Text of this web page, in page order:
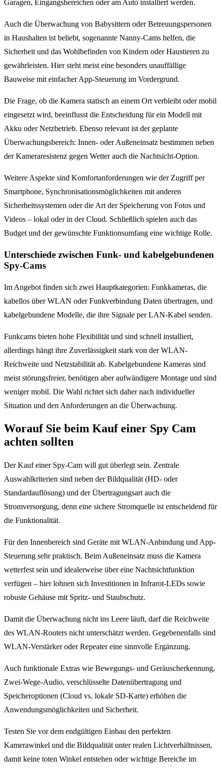
Garagen, Eingangsbereichen oder am Auto installiert werden.
Auch die Überwachung von Babysittern oder Betreuungspersonen
in Haushalten ist beliebt, sogenannte Nanny-Cams helfen, die
Sicherheit und das Wohlbefinden von Kindern oder Haustieren zu
gewährleisten. Hier steht meist eine besonders unauffällige
Bauweise mit einfacher App-Steuerung im Vordergrund.
Die Frage, ob die Kamera statisch an einem Ort verbleibt oder mobil
eingesetzt wird, beeinflusst die Entscheidung für ein Modell mit
Akku oder Netzbetrieb. Ebenso relevant ist der geplante
Überwachungsbereich: Innen- oder Außeneinsatz bestimmen neben
der Kameraresistenz gegen Wetter auch die Nachtsicht-Option.
Weitere Aspekte sind Komfortanforderungen wie der Zugriff per
Smartphone, Synchronisationsmöglichkeiten mit anderen
Sicherheitssystemen oder die Art der Speicherung von Fotos und
Videos – lokal oder in der Cloud. Schließlich spielen auch das
Budget und der gewünschte Funktionsumfang eine wichtige Rolle.
Unterschiede zwischen Funk- und kabelgebundenen
Spy-Cams
Im Angebot finden sich zwei Hauptkategorien: Funkkameras, die
kabellos über WLAN oder Funkverbindung Daten übertragen, und
kabelgebundene Modelle, die ihre Signale per LAN-Kabel senden.
Funkcams bieten hohe Flexibilität und sind schnell installiert,
allerdings hängt ihre Zuverlässigkeit stark von der WLAN-
Reichweite und Netzstabilität ab. Kabelgebundene Kameras sind
meist störungsfreier, benötigen aber aufwändigere Montage und sind
weniger mobil. Die Wahl richtet sich daher nach individueller
Situation und den Anforderungen an die Überwachung.
Worauf Sie beim Kauf einer Spy Cam
achten sollten
Der Kauf einer Spy-Cam will gut überlegt sein. Zentrale
Auswahlkriterien sind neben der Bildqualität (HD- oder
Standardauflösung) und der Übertragungsart auch die
Stromversorgung, denn eine sichere Stromquelle ist entscheidend für
die Funktionalität.
Für den Innenbereich sind Geräte mit WLAN-Anbindung und App-
Steuerung sehr praktisch. Beim Außeneinsatz muss die Kamera
wetterfest sein und idealerweise über eine Nachtsichtfunktion
verfügen – hier lohnen sich Investitionen in Infrarot-LEDs sowie
robuste Gehäuse mit Spritz- und Staubschutz.
Damit die Überwachung nicht ins Leere läuft, darf die Reichweite
des WLAN-Routers nicht unterschätzt werden. Gegebenenfalls sind
WLAN-Verstärker oder Repeater eine sinnvolle Ergänzung.
Auch funktionale Extras wie Bewegungs- und Geräuscherkennung,
Zwei-Wege-Audio, verschlüsselte Datenübertragung und
Speicheroptionen (Cloud vs. lokale SD-Karte) erhöhen die
Anwendungsmöglichkeiten und Sicherheit.
Testen Sie vor dem endgültigen Einbau den perfekten
Kamerawinkel und die Bildqualität unter realen Lichtverhältnissen,
damit keine toten Winkel entstehen oder wichtige Bereiche im